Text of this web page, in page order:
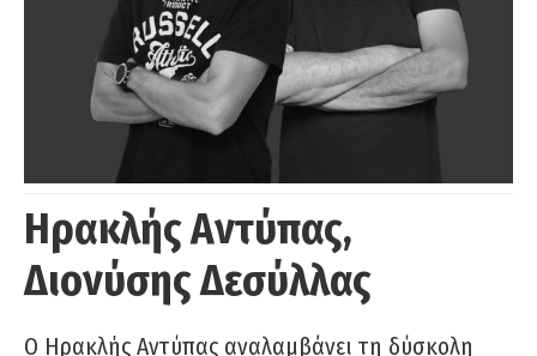
Ηρακλής Αντύπας,
Διονύσης Δεσύλλας
Ο Ηρακλής Αντύπας αναλαμβάνει τη δύσκολη